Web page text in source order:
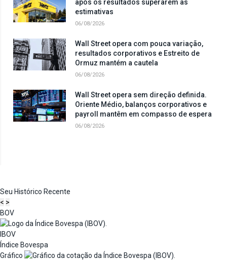
após os resultados superarem as
estimativas
06/08/2026
Wall Street opera com pouca variação,
resultados corporativos e Estreito de
Ormuz mantém a cautela
06/08/2026
Wall Street opera sem direção definida.
Oriente Médio, balanços corporativos e
payroll mantêm em compasso de espera
06/08/2026
Seu Histórico Recente
< >
BOV
IBOV
Índice Bovespa
Gráfico